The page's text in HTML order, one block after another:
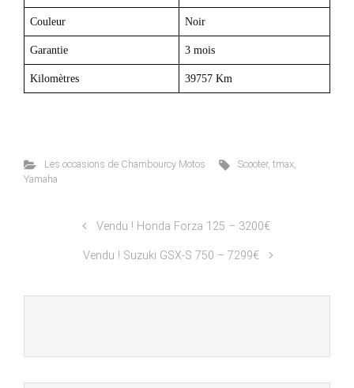
Couleur Noir
Garantie 3 mois
Kilomètres 39757 Km
Les occasions de Chambourcy Motos Scooter,tmax,
Yamaha
Vendu ! Honda Forza 125 – 3200€
Vendu ! Suzuki GSX-S 750 – 7299€